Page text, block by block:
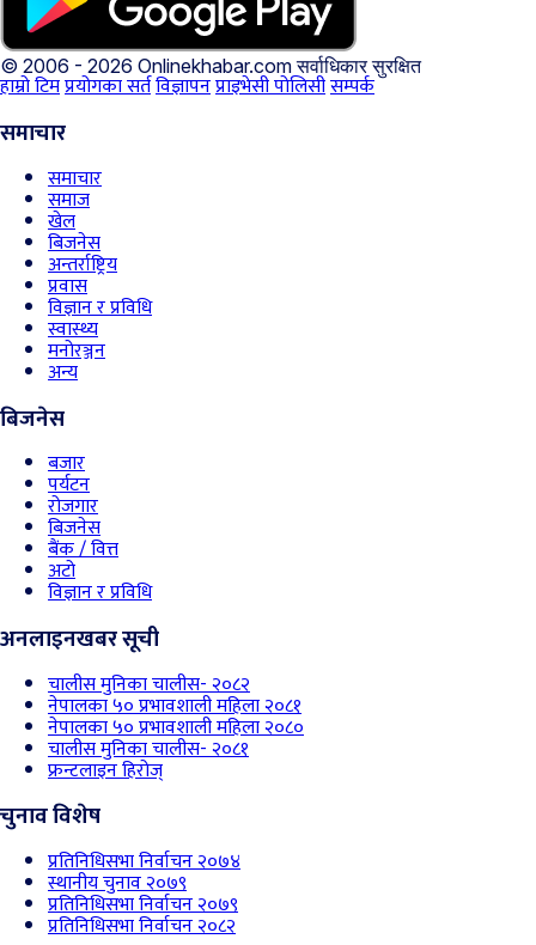
© 2006 - 2026 Onlinekhabar.comसर्वाधिकार सुरक्षित
हाम्रो टिमप्रयोगका सर्तविज्ञापनप्राइभेसी पोलिसीसम्पर्क
समाचार
समाचार
समाज
खेल
बिजनेस
अन्तर्राष्ट्रिय
प्रवास
विज्ञान र प्रविधि
स्वास्थ्य
मनोरञ्जन
अन्य
बिजनेस
बजार
पर्यटन
रोजगार
बिजनेस
बैंक / वित्त
अटो
विज्ञान र प्रविधि
अनलाइनखबर सूची
चालीस मुनिका चालीस- २०८२
नेपालका ५० प्रभावशाली महिला २०८१
नेपालका ५० प्रभावशाली महिला २०८०
चालीस मुनिका चालीस- २०८१
फ्रन्टलाइन हिरोज्
चुनाव विशेष
प्रतिनिधिसभा निर्वाचन २०७४
स्थानीय चुनाव २०७९
प्रतिनिधिसभा निर्वाचन २०७९
प्रतिनिधिसभा निर्वाचन २०८२